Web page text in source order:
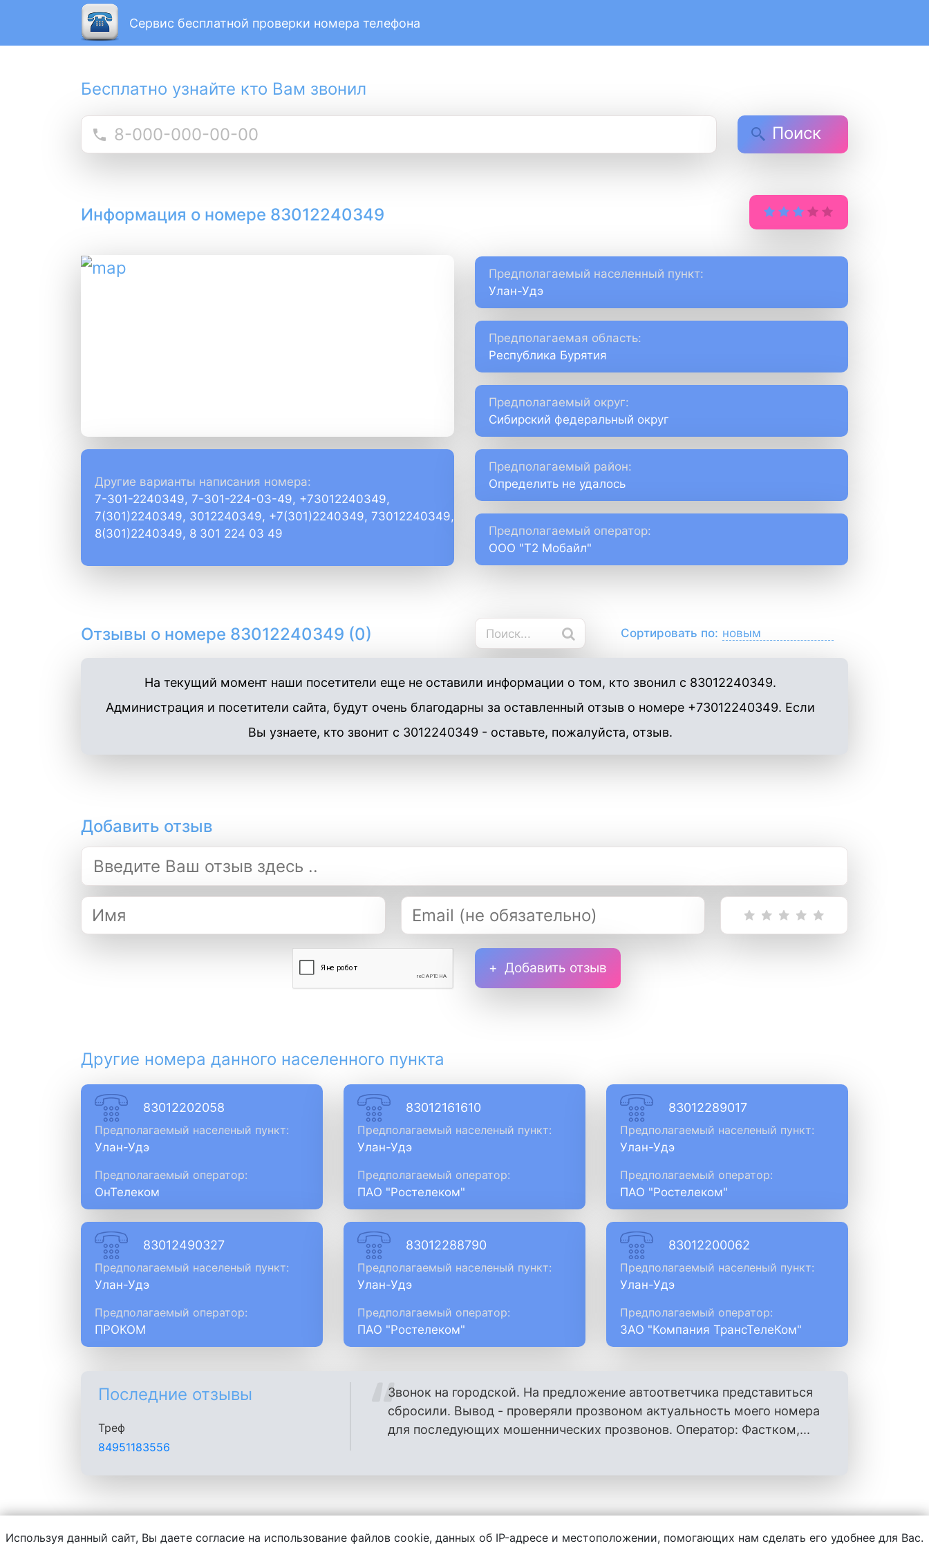
Сервис бесплатной проверки номера телефона
Бесплатно узнайте кто Вам звонил
Поиск
Информация о номере 83012240349
Предполагаемый населенный пункт:
Улан-Удэ
Предполагаемая область:
Республика Бурятия
Предполагаемый округ:
Сибирский федеральный округ
Другие варианты написания номера:
7-301-2240349, 7-301-224-03-49, +73012240349,
7(301)2240349, 3012240349, +7(301)2240349, 73012240349,
8(301)2240349, 8 301 224 03 49
Предполагаемый район:
Определить не удалось
Предполагаемый оператор:
ООО "Т2 Мобайл"
Отзывы о номере 83012240349 (0) Сортировать по:
На текущий момент наши посетители еще не оставили информации о том, кто звонил с 83012240349.
Администрация и посетители сайта, будут очень благодарны за оставленный отзыв о номере +73012240349. Если
Вы узнаете, кто звонит с 3012240349 - оставьте, пожалуйста, отзыв.
Добавить отзыв
Добавить отзыв
Другие номера данного населенного пункта
83012202058
Предполагаемый населеный пункт:
Улан-Удэ
Предполагаемый оператор:
ОнТелеком
83012161610
Предполагаемый населеный пункт:
Улан-Удэ
Предполагаемый оператор:
ПАО "Ростелеком"
83012289017
Предполагаемый населеный пункт:
Улан-Удэ
Предполагаемый оператор:
ПАО "Ростелеком"
83012490327
Предполагаемый населеный пункт:
Улан-Удэ
Предполагаемый оператор:
ПРОКОМ
83012288790
Предполагаемый населеный пункт:
Улан-Удэ
Предполагаемый оператор:
ПАО "Ростелеком"
83012200062
Предполагаемый населеный пункт:
Улан-Удэ
Предполагаемый оператор:
ЗАО "Компания ТрансТелеКом"
Последние отзывы
Треф
84951183556
Звонок на городской. На предложение автоответчика представиться
сбросили. Вывод - проверяли прозвоном актуальность моего номера
для последующих мошеннических прозвонов. Оператор: Фастком,...
Администрация сайта не несет ответственности за содержание комментариев, любой другой информации, написанной пользователями.
Используя данный сайт, Вы даете согласие на использование файлов cookie, данных об IP-адресе и местоположении, помогающих нам сделать его удобнее для Вас.